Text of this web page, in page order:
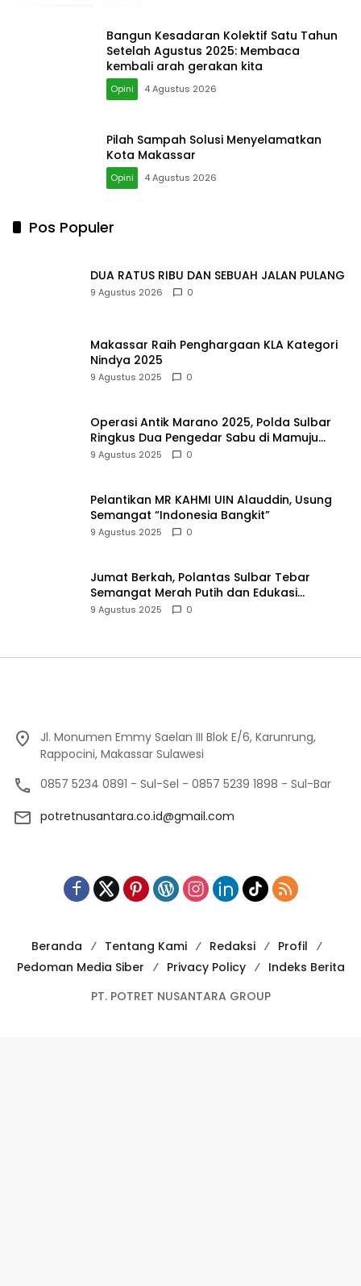
Bangun Kesadaran Kolektif Satu Tahun
Setelah Agustus 2025: Membaca
kembali arah gerakan kita
Opini 4 Agustus 2026
Pilah Sampah Solusi Menyelamatkan
Kota Makassar
Opini 4 Agustus 2026
Pos Populer
DUA RATUS RIBU DAN SEBUAH JALAN PULANG
9 Agustus 2026 0
Makassar Raih Penghargaan KLA Kategori
Nindya 2025
9 Agustus 2025 0
Operasi Antik Marano 2025, Polda Sulbar
Ringkus Dua Pengedar Sabu di Mamuju
Tengah
9 Agustus 2025 0
Pelantikan MR KAHMI UIN Alauddin, Usung
Semangat “Indonesia Bangkit”
9 Agustus 2025 0
Jumat Berkah, Polantas Sulbar Tebar
Semangat Merah Putih dan Edukasi
Keselamatan Lalu Lintas
9 Agustus 2025 0
Jl. Monumen Emmy Saelan III Blok E/6, Karunrung,
Rappocini, Makassar Sulawesi
0857 5234 0891 - Sul-Sel - 0857 5239 1898 - Sul-Bar
potretnusantara.co.id@gmail.com
Beranda Tentang Kami Redaksi
Profil
Pedoman Media Siber
Privacy Policy
Indeks Berita
PT. POTRET NUSANTARA GROUP